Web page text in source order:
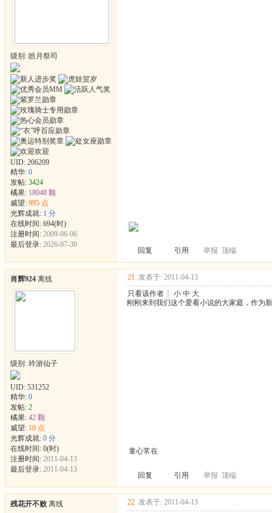
级别: 皓月祭司
UID: 206209
精华: 0
发帖: 3424
橘果: 18048 颗
威望: 995 点
光辉成就: 1 分
在线时间: 694(时)
注册时间: 2009-06-06
最后登录: 2026-07-30
回复 引用 举报 顶端
肖辉924 离线
级别: 吟游仙子
UID: 531252
精华: 0
发帖: 2
橘果: 42 颗
威望: 10 点
光辉成就: 0 分
在线时间: 0(时)
注册时间: 2011-04-13
最后登录: 2011-04-13
21 发表于: 2011-04-13
只看该作者 ┊ 小 中 大
刚刚来到我们这个爱看小说的大家庭，作为
童心常在
回复 引用 举报 顶端
残花开不败 离线 22 发表于: 2011-04-13